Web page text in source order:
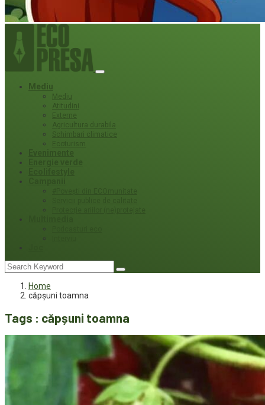
Mediu
Mediu
Atitudini
Externe
Agricultura durabila
Schimbari climatice
Ecoturism
Home
căpșuni toamna
Tags : căpșuni toamna